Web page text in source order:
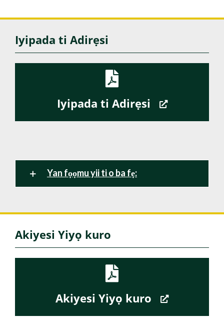
Iyipada ti Adirẹsi
Iyipada ti Adirẹsi
Yan fọọmu yii ti o ba fẹ:
Akiyesi Yiyọ kuro
Akiyesi Yiyọ kuro